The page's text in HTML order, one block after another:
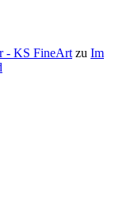
- KS FineArt zu Im